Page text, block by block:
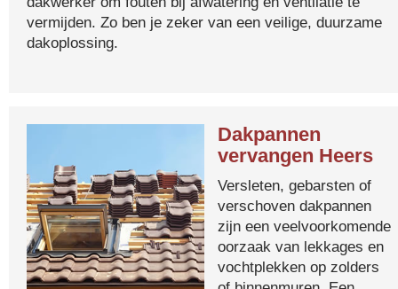
vermijden. Zo ben je zeker van een veilige, duurzame
dakoplossing.
Dakpannen
vervangen Heers
Versleten, gebarsten of
verschoven dakpannen
zijn een veelvoorkomende
oorzaak van lekkages en
vochtplekken op zolders